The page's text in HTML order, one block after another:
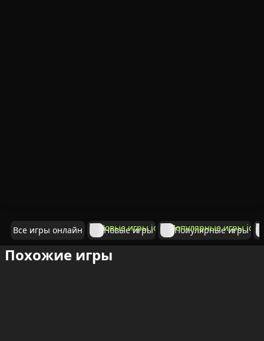
Все игры онлайн Новые игры Популярные игры
Похожие игры